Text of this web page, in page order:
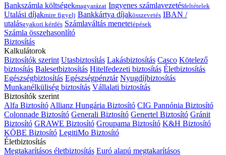
Bankszámla költségekmagyarázat Ingyenes számlavezetésfeltételek
Utalási díjakmire figyelj Bankkártya díjakösszevetés IBAN /
utalásgyakori kérdés Számlaváltás menetelépések
Számla összehasonlító
Biztosítás
Kalkulátorok
Biztosítók szerint Utasbiztosítás Lakásbiztosítás Casco Kötelező
biztosítás Balesetbiztosítás Hitelfedezeti biztosítás Életbiztosítás
Egészségbiztosítás Egészségpénztár Nyugdíjbiztosítás
Munkanélküliség biztosítás Vállalati biztosítás
Biztosítók szerint
Alfa Biztosító Allianz Hungária Biztosító CIG Pannónia Biztosító
Colonnade Biztosító Generali Biztosító Genertel Biztosító Gránit
Biztosító GRAWE Biztosító Groupama Biztosító K&H Biztosító
KÖBE Biztosító LegitiMo Biztosító
Életbiztosítás
Megtakarításos életbiztosítás Euró alapú megtakarításos